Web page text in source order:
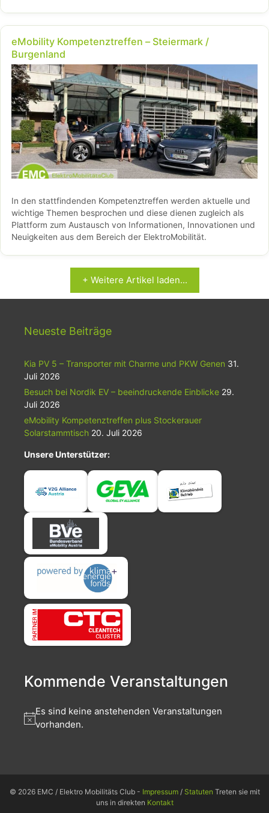
eMobility Kompetenztreffen – Steiermark /
Burgenland
In den stattfindenden Kompetenztreffen werden aktuelle und
wichtige Themen besprochen und diese dienen zugleich als
Plattform zum Austausch von Informationen, Innovationen und
Neuigkeiten aus dem Bereich der ElektroMobilität.
+ Weitere Artikel laden...
Neueste Beiträge
Kia PV 5 – Transporter mit Charme und PKW Genen 31.
Juli 2026
Besuch bei Nordik EV – beeindruckende Einblicke 29.
Juli 2026
eMobility Kompetenztreffen plus Stockerauer
Solarstammtisch 20. Juli 2026
Unsere Unterstützer:
Kommende Veranstaltungen
Es sind keine anstehenden Veranstaltungen
vorhanden.
© 2026 EMC / Elektro Mobilitäts Club - Impressum/ Statuten Treten sie mit
uns in direkten Kontakt